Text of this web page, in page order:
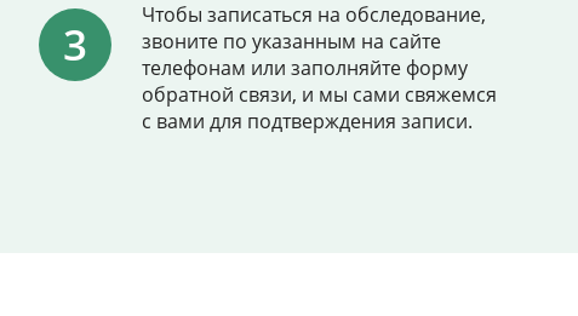
Чтобы записаться на обследование,
звоните по указанным на сайте
телефонам или заполняйте форму
обратной связи, и мы сами свяжемся
с вами для подтверждения записи.